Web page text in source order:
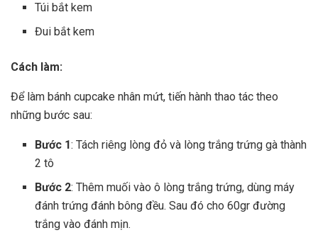
Túi bắt kem
Đui bắt kem
Cách làm:
Để làm bánh cupcake nhân mứt, tiến hành thao tác theo
những bước sau:
Bước 1: Tách riêng lòng đỏ và lòng trắng trứng gà thành
2 tô
Bước 2: Thêm muối vào ô lòng trắng trứng, dùng máy
đánh trứng đánh bông đều. Sau đó cho 60gr đường
trắng vào đánh mịn.